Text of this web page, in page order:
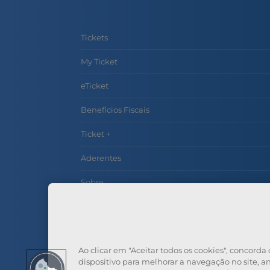
Tickets
My Ticket
eTicket
Benefícios Fiscais
Ticket +
Aderentes
Sobre
Ao clicar em "Aceitar todos os cookies",
dispositivo para melhorar a navegação no site,